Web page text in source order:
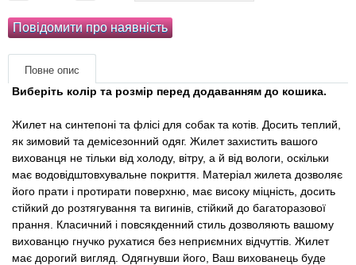
Повідомити про наявність
Повне опис
Виберіть колір та розмір перед додаванням до кошика.
Жилет на синтепоні та флісі для собак та котів. Досить теплий,
як зимовий та демісезонний одяг. Жилет захистить вашого
вихованця не тільки від холоду, вітру, а й від вологи, оскільки
має водовідштовхувальне покриття. Матеріал жилета дозволяє
його прати і протирати поверхню, має високу міцність, досить
стійкий до розтягування та вигинів, стійкий до багаторазової
прання. Класичний і повсякденний стиль дозволяють вашому
вихованцю гнучко рухатися без неприємних відчуттів. Жилет
має дорогий вигляд. Одягнувши його, Ваш вихованець буде
Товари для коней
Товари для людей
Хозряд - господарчі товари оптом
Популярні зоотоварі
Архів / Знято з виробництва